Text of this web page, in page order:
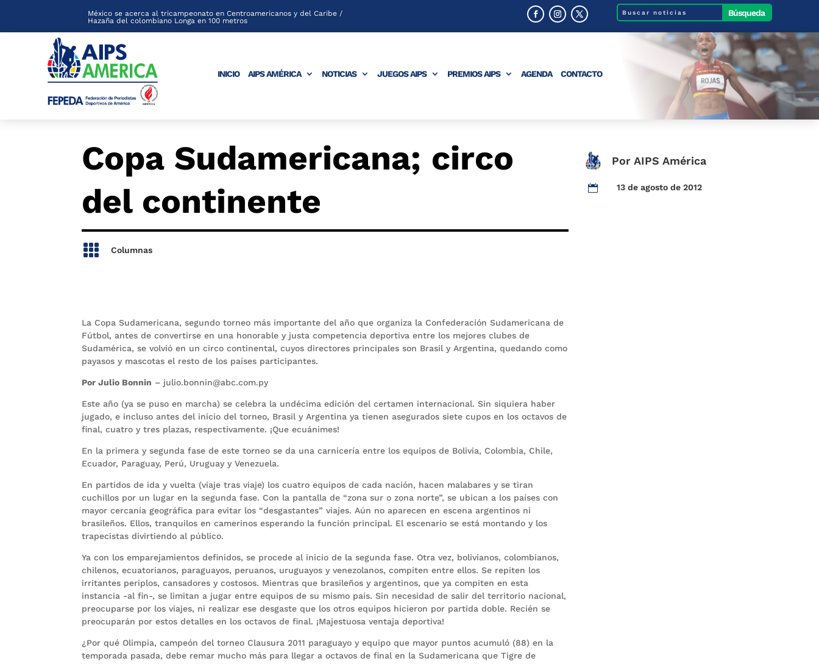
México se acerca al tricampeonato en Centroamericanos y del Caribe /
Hazaña del colombiano Longa en 100 metros
INICIO AIPS AMÉRICA NOTICIAS JUEGOS AIPS PREMIOS AIPS AGENDA CONTACTO
Copa Sudamericana; circo
del continente
 Columnas
Por AIPS América
 13 de agosto de 2012
La Copa Sudamericana, segundo torneo más importante del año que organiza la Confederación Sudamericana de
Fútbol, antes de convertirse en una honorable y justa competencia deportiva entre los mejores clubes de
Sudamérica, se volvió en un circo continental, cuyos directores principales son Brasil y Argentina, quedando como
payasos y mascotas el resto de los países participantes.
Por Julio Bonnin – julio.bonnin@abc.com.py
Este año (ya se puso en marcha) se celebra la undécima edición del certamen internacional. Sin siquiera haber
jugado, e incluso antes del inicio del torneo, Brasil y Argentina ya tienen asegurados siete cupos en los octavos de
final, cuatro y tres plazas, respectivamente. ¡Que ecuánimes!
En la primera y segunda fase de este torneo se da una carnicería entre los equipos de Bolivia, Colombia, Chile,
Ecuador, Paraguay, Perú, Uruguay y Venezuela.
En partidos de ida y vuelta (viaje tras viaje) los cuatro equipos de cada nación, hacen malabares y se tiran
cuchillos por un lugar en la segunda fase. Con la pantalla de “zona sur o zona norte”, se ubican a los países con
mayor cercanía geográfica para evitar los “desgastantes” viajes. Aún no aparecen en escena argentinos ni
brasileños. Ellos, tranquilos en camerinos esperando la función principal. El escenario se está montando y los
trapecistas divirtiendo al público.
Ya con los emparejamientos definidos, se procede al inicio de la segunda fase. Otra vez, bolivianos, colombianos,
chilenos, ecuatorianos, paraguayos, peruanos, uruguayos y venezolanos, compiten entre ellos. Se repiten los
irritantes periplos, cansadores y costosos. Mientras que brasileños y argentinos, que ya compiten en esta
instancia -al fin-, se limitan a jugar entre equipos de su mismo país. Sin necesidad de salir del territorio nacional,
preocuparse por los viajes, ni realizar ese desgaste que los otros equipos hicieron por partida doble. Recién se
preocuparán por estos detalles en los octavos de final. ¡Majestuosa ventaja deportiva!
¿Por qué Olimpia, campeón del torneo Clausura 2011 paraguayo y equipo que mayor puntos acumuló (88) en la
temporada pasada, debe remar mucho más para llegar a octavos de final en la Sudamericana que Tigre de